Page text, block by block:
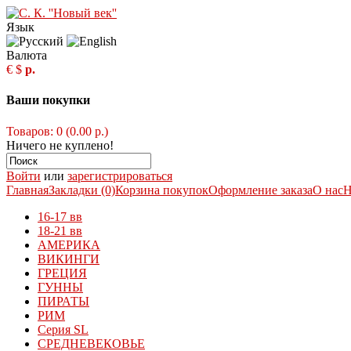
Язык
Валюта
€ $ р.
Ваши покупки
Товаров: 0 (0.00 р.)
Ничего не куплено!
Войти или зарегистрироваться
ГлавнаяЗакладки (0)Корзина покупокОформление заказаО нас
16-17 вв
18-21 вв
АМЕРИКА
ВИКИНГИ
ГРЕЦИЯ
ГУННЫ
ПИРАТЫ
РИМ
Серия SL
СРЕДНЕВЕКОВЬЕ